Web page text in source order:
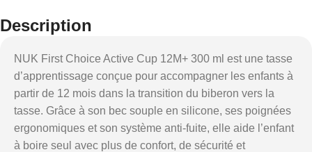
Description
NUK First Choice Active Cup 12M+ 300 ml est une tasse
d’apprentissage conçue pour accompagner les enfants à
partir de 12 mois dans la transition du biberon vers la
tasse. Grâce à son bec souple en silicone, ses poignées
ergonomiques et son système anti-fuite, elle aide l’enfant
à boire seul avec plus de confort, de sécurité et